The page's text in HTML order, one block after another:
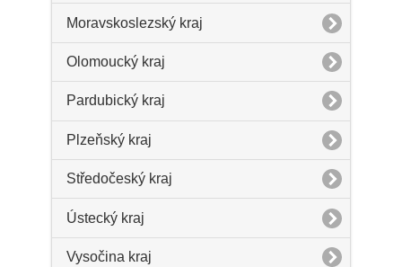
Moravskoslezský kraj
Olomoucký kraj
Pardubický kraj
Plzeňský kraj
Středočeský kraj
Ústecký kraj
Vysočina kraj